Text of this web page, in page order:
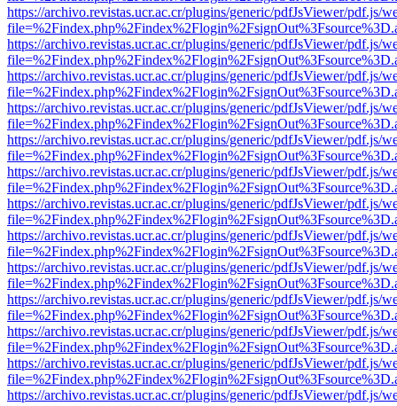
https://archivo.revistas.ucr.ac.cr/plugins/generic/pdfJsViewer/pdf.js/
https://archivo.revistas.ucr.ac.cr/plugins/generic/pdfJsViewer/pdf.js/
https://archivo.revistas.ucr.ac.cr/plugins/generic/pdfJsViewer/pdf.js/
https://archivo.revistas.ucr.ac.cr/plugins/generic/pdfJsViewer/pdf.js/
https://archivo.revistas.ucr.ac.cr/plugins/generic/pdfJsViewer/pdf.js/
https://archivo.revistas.ucr.ac.cr/plugins/generic/pdfJsViewer/pdf.js/
https://archivo.revistas.ucr.ac.cr/plugins/generic/pdfJsViewer/pdf.js/
https://archivo.revistas.ucr.ac.cr/plugins/generic/pdfJsViewer/pdf.js/
https://archivo.revistas.ucr.ac.cr/plugins/generic/pdfJsViewer/pdf.js/
https://archivo.revistas.ucr.ac.cr/plugins/generic/pdfJsViewer/pdf.js/
https://archivo.revistas.ucr.ac.cr/plugins/generic/pdfJsViewer/pdf.js/
https://archivo.revistas.ucr.ac.cr/plugins/generic/pdfJsViewer/pdf.js/
https://archivo.revistas.ucr.ac.cr/plugins/generic/pdfJsViewer/pdf.js/